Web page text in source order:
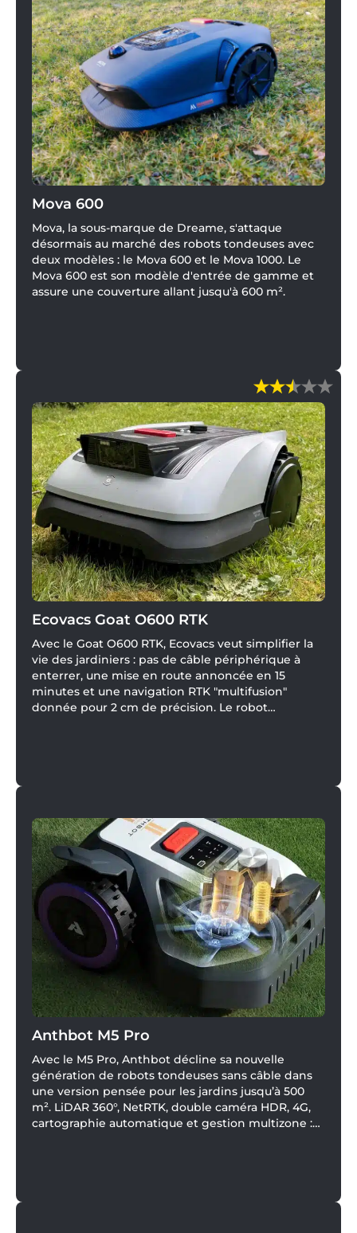
Mova 600
Mova, la sous-marque de Dreame, s'attaque
désormais au marché des robots tondeuses avec
deux modèles : le Mova 600 et le Mova 1000. Le
Mova 600 est son modèle d'entrée de gamme et
assure une couverture allant jusqu'à 600 m².
Ecovacs Goat O600 RTK
Avec le Goat O600 RTK, Ecovacs veut simplifier la
vie des jardiniers : pas de câble périphérique à
enterrer, une mise en route annoncée en 15
minutes et une navigation RTK "multifusion"
donnée pour 2 cm de précision. Le robot
Anthbot M5 Pro
Avec le M5 Pro, Anthbot décline sa nouvelle
génération de robots tondeuses sans câble dans
une version pensée pour les jardins jusqu’à 500
m². LiDAR 360°, NetRTK, double caméra HDR, 4G,
cartographie automatique et gestion multizone :